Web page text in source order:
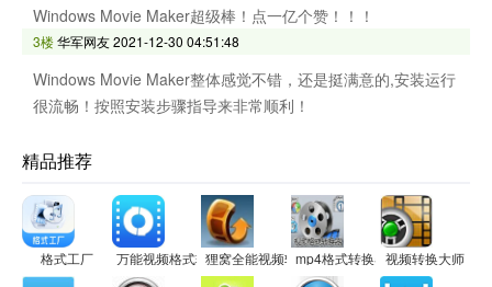
Windows Movie Maker超级棒！点一亿个赞！！！
3楼华军网友2021-12-30 04:51:48
Windows Movie Maker整体感觉不错，还是挺满意的,安装运行
很流畅！按照安装步骤指导来非常顺利！
精品推荐
格式工厂 万能视频格式转换器狸窝全能视频转换器mp4格式转换器视频转换大师